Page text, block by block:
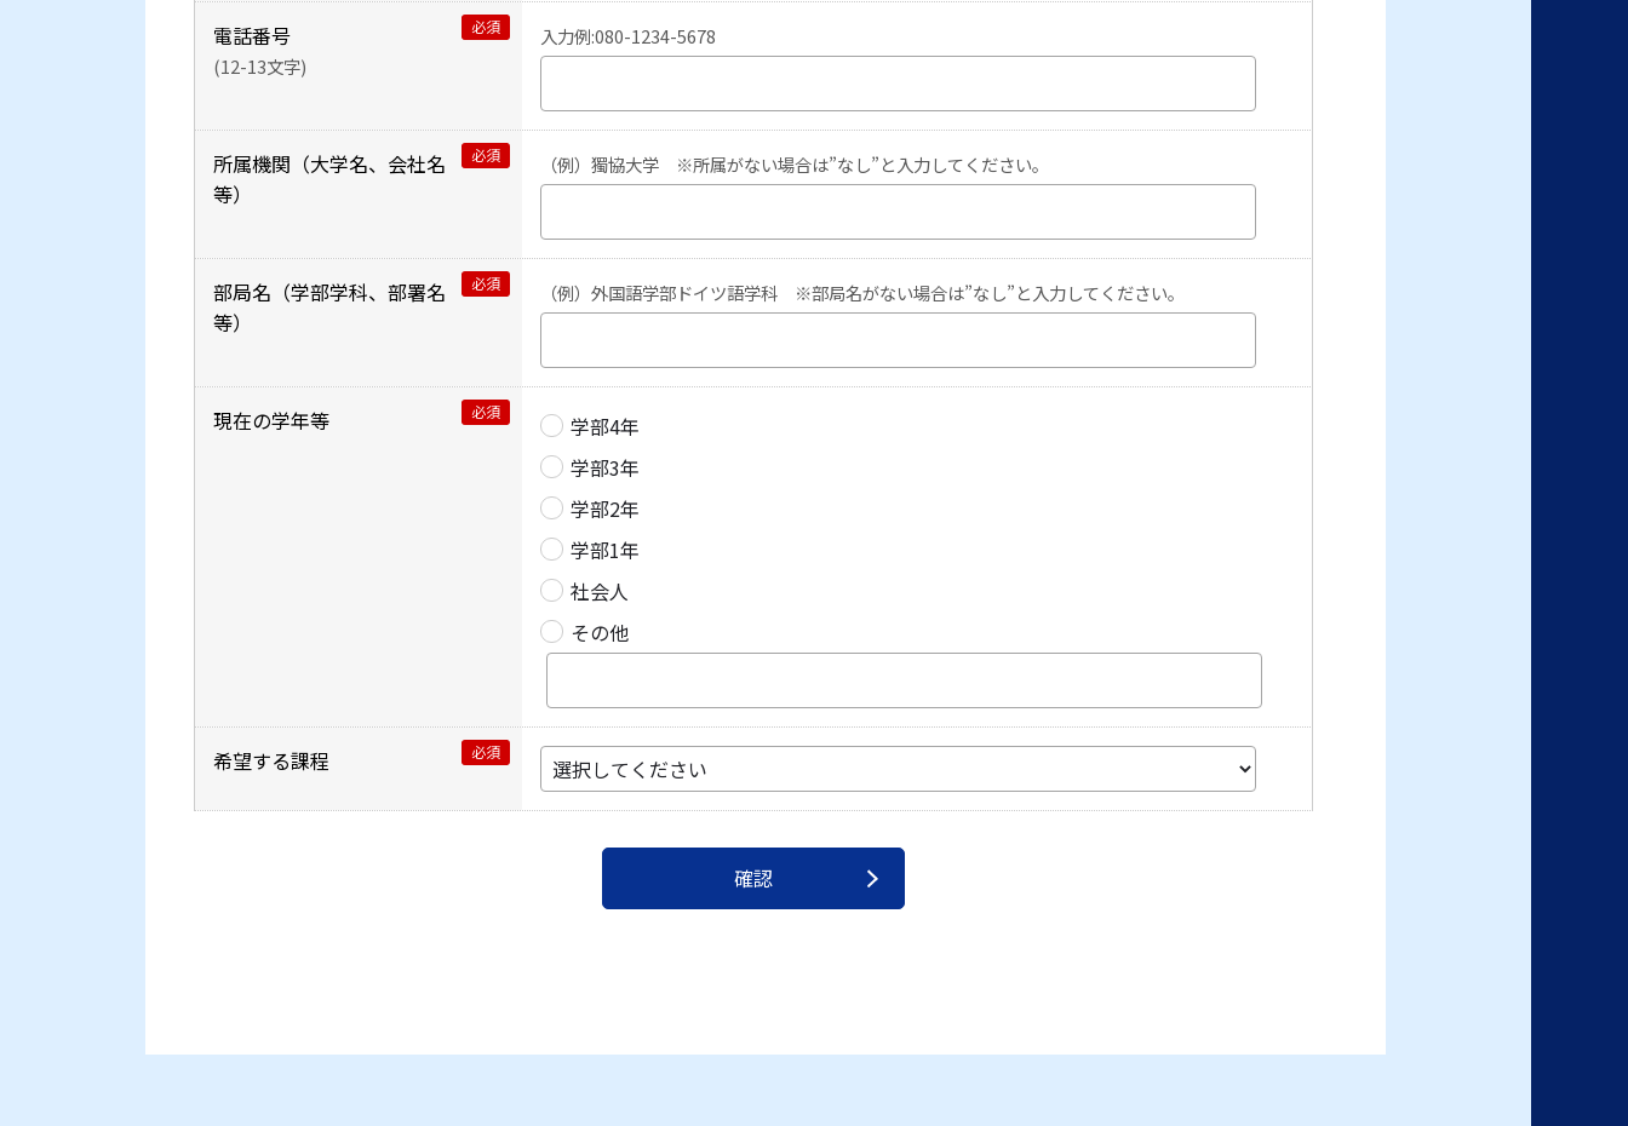
電話番号 必須
(12-13文字)
入力例:080-1234-5678
所属機関（大学名、会社名
等）
必須 （例）獨協大学 ※所属がない場合は”なし”と入力してください。
部局名（学部学科、部署名
等）
必須 （例）外国語学部ドイツ語学科 ※部局名がない場合は”なし”と入力してください。
現在の学年等 必須
学部4年
学部3年
学部2年
学部1年
社会人
その他
希望する課程 必須